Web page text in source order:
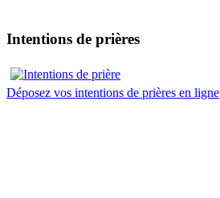
Intentions de prières
Déposez vos intentions de prières en ligne